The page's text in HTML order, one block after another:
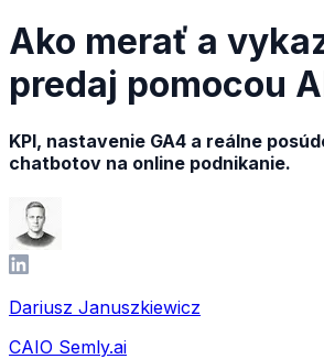
Ako merať a
predaj pomocou
KPI, nastavenie GA4 a reálne
chatbotov na online podnikanie.
Dariusz Januszkiewicz
CAIO Semly.ai